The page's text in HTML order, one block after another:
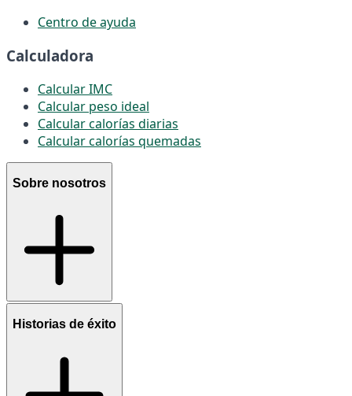
Centro de ayuda
Calculadora
Calcular IMC
Calcular peso ideal
Calcular calorías diarias
Calcular calorías quemadas
Sobre nosotros
Historias de éxito